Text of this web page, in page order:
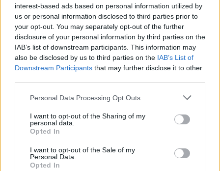
interest-based ads based on personal information utilized by
us or personal information disclosed to third parties prior to
your opt-out. You may separately opt-out of the further
disclosure of your personal information by third parties on the
IAB’s list of downstream participants. This information may
also be disclosed by us to third parties on the IAB’s List of
Downstream Participants that may further disclose it to other
Personal Data Processing Opt Outs
I want to opt-out of the Sharing of my
personal data.
Opted In
I want to opt-out of the Sale of my
Personal Data.
Opted In
RELIGIONE
Legnano accoglie le reliquie di
Santa Teresa di Lisieux: due giorni
di preghiera al monastero